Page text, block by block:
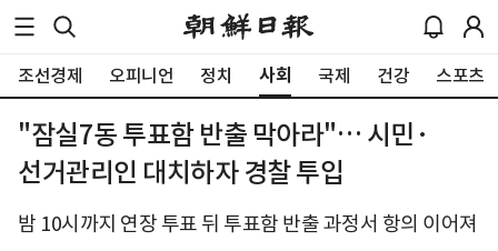
조선경제 오피니언 정치 사회 국제 건강 스포츠
"잠실7동 투표함 반출 막아라"… 시민·
선거관리인 대치하자 경찰 투입
밤 10시까지 연장 투표 뒤 투표함 반출 과정서 항의 이어져